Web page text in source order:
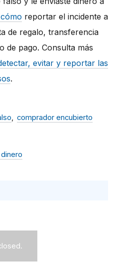
reportar el incidente a
de regalo, transferencia
de pago. Consulta más
evitar y reportar las
.
comprador encubierto